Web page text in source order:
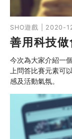
搜尋自助
SHO專題
關於我們
媒體報導
SHO遊戲 | 2020-
善用科技
今次為大家介紹一
上問答比賽元素可
感及活動氣氛。